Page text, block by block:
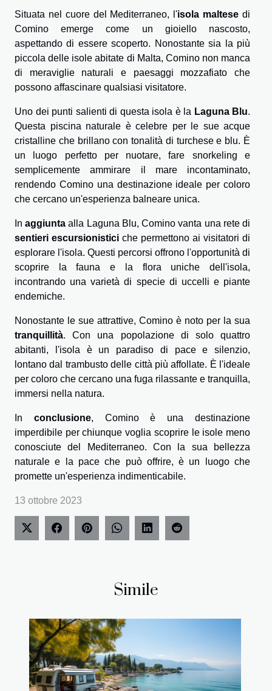
Situata nel cuore del Mediterraneo, l'isola maltese di
Comino emerge come un gioiello nascosto,
aspettando di essere scoperto. Nonostante sia la più
piccola delle isole abitate di Malta, Comino non manca
di meraviglie naturali e paesaggi mozzafiato che
possono affascinare qualsiasi visitatore.
Uno dei punti salienti di questa isola è la Laguna Blu.
Questa piscina naturale è celebre per le sue acque
cristalline che brillano con tonalità di turchese e blu. È
un luogo perfetto per nuotare, fare snorkeling e
semplicemente ammirare il mare incontaminato,
rendendo Comino una destinazione ideale per coloro
che cercano un'esperienza balneare unica.
Inaggiunta alla Laguna Blu, Comino vanta una rete di
sentieri escursionistici che permettono ai visitatori di
esplorare l'isola. Questi percorsi offrono l'opportunità di
scoprire la fauna e la flora uniche dell'isola,
incontrando una varietà di specie di uccelli e piante
endemiche.
Nonostante le sue attrattive, Comino è noto per la sua
tranquillità. Con una popolazione di solo quattro
abitanti, l'isola è un paradiso di pace e silenzio,
lontano dal trambusto delle città più affollate. È l'ideale
per coloro che cercano una fuga rilassante e tranquilla,
immersi nella natura.
In conclusione, Comino è una destinazione
imperdibile per chiunque voglia scoprire le isole meno
conosciute del Mediterraneo. Con la sua bellezza
naturale e la pace che può offrire, è un luogo che
promette un'esperienza indimenticabile.
13 ottobre 2023
Simile